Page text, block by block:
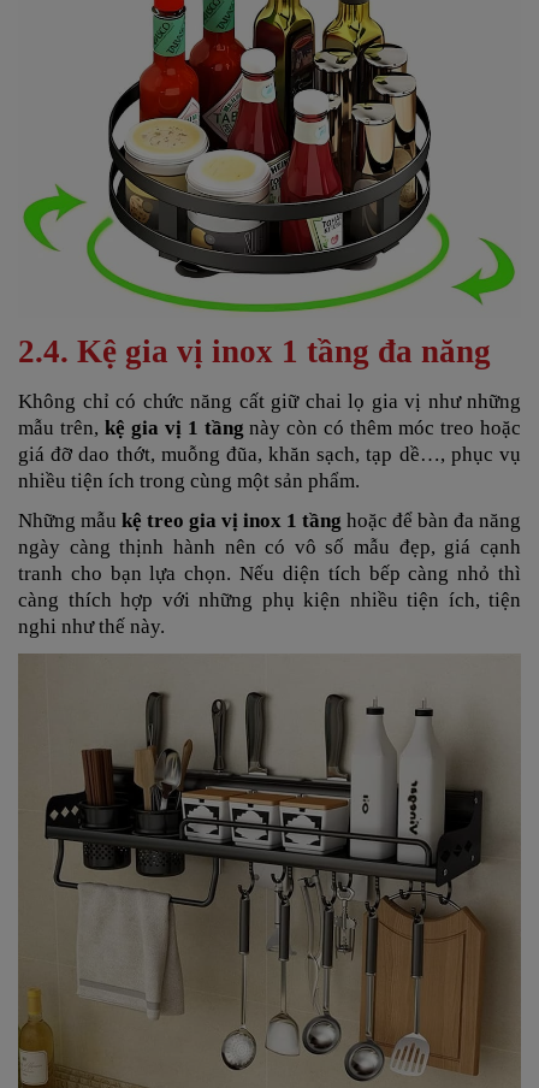
2.4. Kệ gia vị inox 1 tầng đa năng
Không chỉ có chức năng cất giữ chai lọ gia vị như những
mẫu trên, kệ gia vị 1 tầngnày còn có thêm móc treo hoặc
giá đỡ dao thớt, muỗng đũa, khăn sạch, tạp dề…, phục vụ
nhiều tiện ích trong cùng một sản phẩm.
Những mẫu kệ treo gia vị inox 1 tầng hoặc để bàn đa năng
ngày càng thịnh hành nên có vô số mẫu đẹp, giá cạnh
tranh cho bạn lựa chọn. Nếu diện tích bếp càng nhỏ thì
càng thích hợp với những phụ kiện nhiều tiện ích, tiện
nghi như thế này.